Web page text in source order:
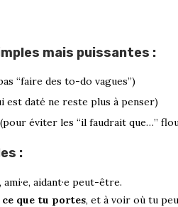
mais puissantes :
“faire des to-do vagues”)
est daté ne reste plus à penser)
éviter les “il faudrait que…”
:
aidant·e peut-être.
que tu portes, et à voir où tu